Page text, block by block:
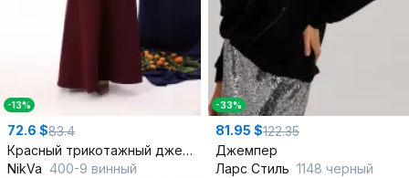
-13%
72.6 $83.4
Красный трикотажный джемпер-кейп с пайетками
NikVa 400-9 винный
-33%
81.95 $122.35
Джемпер
Ларс Стиль 1148 черный